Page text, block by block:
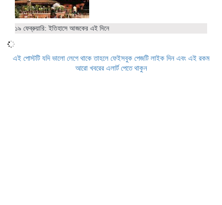
১৯ ফেব্রুয়ারি: ইতিহাসে আজকের এই দিনে
এই পোস্টটি যদি ভালো লেগে থাকে তাহলে ফেইসবুক পেজটি লাইক দিন এবং এই রকম
আরো খবরের এলার্ট পেতে থাকুন